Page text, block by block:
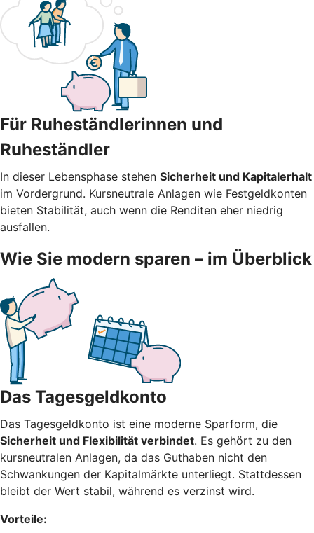
Für Ruheständlerinnen und
Ruheständler
In dieser Lebensphase stehen Sicherheit und Kapitalerhalt
im Vordergrund. Kursneutrale Anlagen wie Festgeldkonten
bieten Stabilität, auch wenn die Renditen eher niedrig
ausfallen.
Wie Sie modern sparen – im Überblick
Das Tagesgeldkonto
Das Tagesgeldkonto ist eine moderne Sparform, die
Sicherheit und Flexibilität verbindet. Es gehört zu den
kursneutralen Anlagen, da das Guthaben nicht den
Schwankungen der Kapitalmärkte unterliegt. Stattdessen
bleibt der Wert stabil, während es verzinst wird.
Vorteile: